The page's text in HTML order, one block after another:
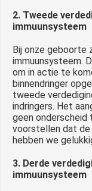
2. Tweede
immuunsysteem
Bij onze geboorte
immuunsysteem.
om in actie te
binnendringer
tweede
indringers. Het
geen onderscheid
voorstellen dat de
hebben we
3. Derde
immuunsysteem